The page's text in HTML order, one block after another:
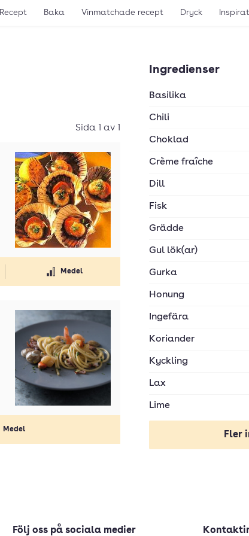
Recept Baka Vinmatchade recept Dryck
Ingredienser
Basilika
Chili
Choklad
Crème fraîche
Dill
Fisk
Grädde
Gul lök(ar)
Gurka
Honung
Ingefära
Koriander
Kyckling
Lax
Lime
Mjölk
Fler
Sida 1 av 1
Medel
Medel
Följ oss på sociala medier